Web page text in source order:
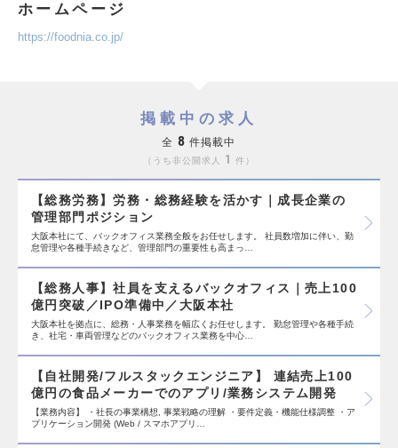
ホームページ
https://foodnia.co.jp/
掲載中の求人
全 8 件掲載中
うち非公開求人 1 件
【総務労務】労務・総務経験を活かす｜成長企業の
管理部門ポジション
大阪本社にて、バックオフィス業務全般をお任せします。 社員数増加に伴い、勤
怠管理や各種手続きなど、管理部門の重要性も高まっ…
【総務人事】社員を支えるバックオフィス｜売上100
億円突破／IPO準備中／大阪本社
大阪本社を拠点に、総務・人事業務を幅広くお任せします。 勤怠管理や各種手続
き、社宅・車両管理などのバックオフィス業務を中心…
【自社開発/フルスタックエンジニア】 連結売上100
億円の食品メーカーでのアプリ/業務システム開発
【業務内容】 ・社長の事業構想, 事業戦略の理解 ・要件定義・機能仕様調整 ・ア
プリケーション開発 (Web / スマホアプリ…